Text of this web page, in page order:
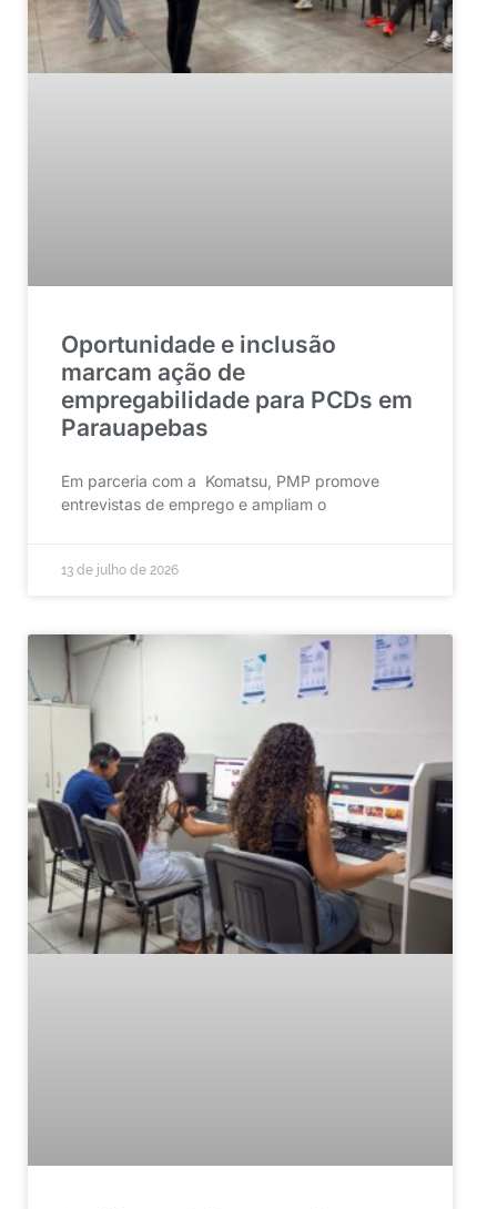
Oportunidade e inclusão
marcam ação de
empregabilidade para PCDs em
Parauapebas
Em parceria com a Komatsu, PMP promove
entrevistas de emprego e ampliam o
13 de julho de 2026